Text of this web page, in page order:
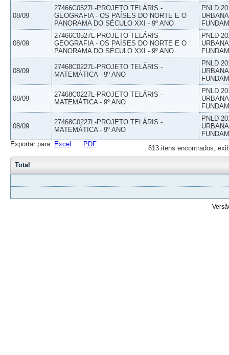
08/09
27466C0527L-PROJETO TELÁRIS -
GEOGRAFIA - OS PAÍSES DO NORTE E O
PANORAMA DO SÉCULO XXI - 9º ANO
PNLD
08/09
27466C0527L-PROJETO TELÁRIS -
GEOGRAFIA - OS PAÍSES DO NORTE E O
PANORAMA DO SÉCULO XXI - 9º ANO
PNLD
08/09
27468C0227L-PROJETO TELÁRIS -
MATEMÁTICA - 9º ANO
PNLD
08/09
27468C0227L-PROJETO TELÁRIS -
MATEMÁTICA - 9º ANO
PNLD
08/09
27468C0227L-PROJETO TELÁRIS -
MATEMÁTICA - 9º ANO
PNLD
613 itens encontrados,
Exportar para: Excel PDF
Total